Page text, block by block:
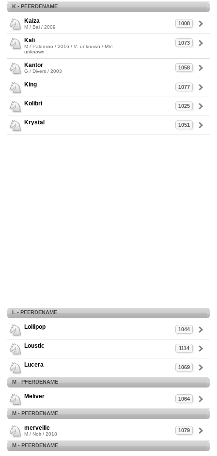
K - PFERDENAME
1008
Kaiza
M / Bai / 2009
1073
Kali
M / Palomino / 2016 / V: unknown / MV:
unknown
1058
Kantor
G / Divers / 2003
1077
King
1025
Kolibri
1051
Krystal
L - PFERDENAME
1044
Lollipop
1114
Loustic
1069
Lucera
M - PFERDENAME
1064
Meliver
M - PFERDENAME
1079
merveille
M / Noir / 2018
M - PFERDENAME